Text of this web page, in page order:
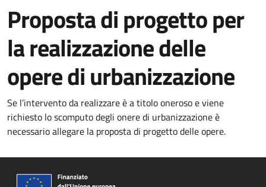
Proposta di progetto per
la realizzazione delle
opere di urbanizzazione
Se l’intervento da realizzare è a titolo oneroso e viene
richiesto lo scomputo degli onere di urbanizzazione è
necessario allegare la proposta di progetto delle opere.